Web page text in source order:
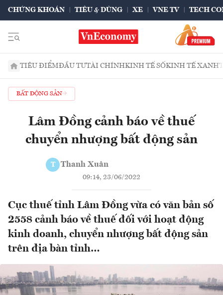
CHỨNG KHOÁN TIÊU & DÙNG XE VNE TV TECH
TIÊU ĐIỂMĐẦU TƯTÀI CHÍNHKINH TẾ SỐKINH TẾ XANH
BẤT ĐỘNG SẢN
Lâm Đồng cảnh báo về thuế
chuyển nhượng bất động sản
T Thanh Xuân
09:14, 23/06/2022
Cục thuế tỉnh Lâm Đồng vừa có văn bản số
2558 cảnh báo về thuế đối với hoạt động
kinh doanh, chuyển nhượng bất động sản
trên địa bàn tỉnh…